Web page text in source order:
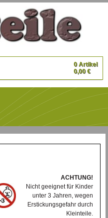
0 Artikel
0,00 €
ACHTUNG!
Nicht geeignet für Kinder
unter 3 Jahren, wegen
Erstickungsgefahr durch
Kleinteile.